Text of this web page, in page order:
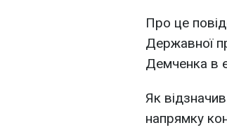
Про це
Державної
Демченка в
Як
напрямку